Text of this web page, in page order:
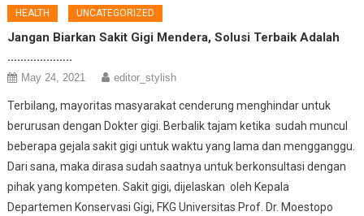
HEALTH UNCATEGORIZED
Jangan Biarkan Sakit Gigi Mendera, Solusi Terbaik Adalah
………………..
May 24, 2021 editor_stylish
Terbilang, mayoritas masyarakat cenderung menghindar untuk
berurusan dengan Dokter gigi. Berbalik tajam ketika sudah muncul
beberapa gejala sakit gigi untuk waktu yang lama dan mengganggu.
Dari sana, maka dirasa sudah saatnya untuk berkonsultasi dengan
pihak yang kompeten. Sakit gigi, dijelaskan oleh Kepala
Departemen Konservasi Gigi, FKG Universitas Prof. Dr. Moestopo